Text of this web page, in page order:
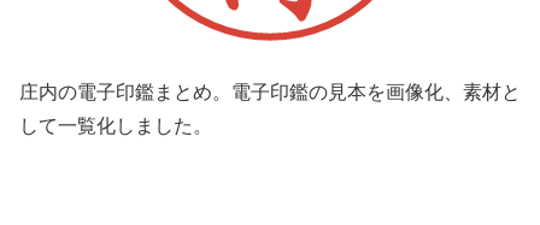
庄内の電子印鑑まとめ。電子印鑑の見本を画像化、素材と
して一覧化しました。